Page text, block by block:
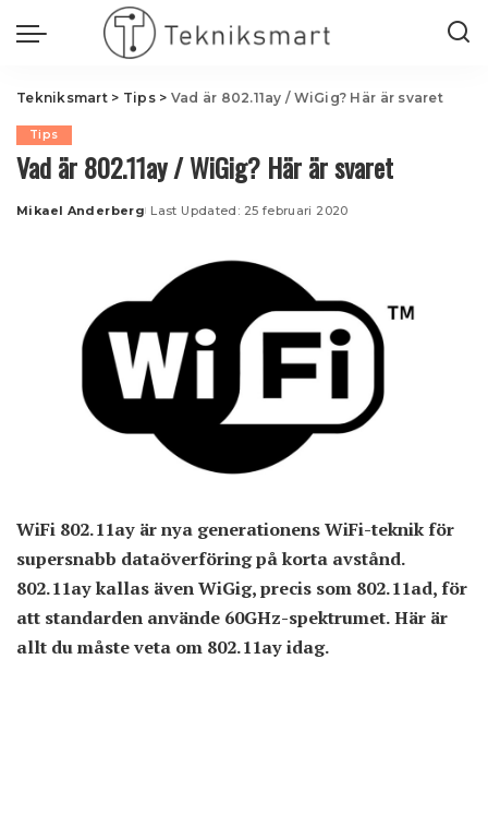
Tekniksmart> Tips> Vad är 802.11ay / WiGig? Här är svaret
Tips
Vad är 802.11ay / WiGig? Här är svaret
Posted
Mikael Anderberg Last Updated: 25 februari 2020
WiFi 802.11ay är nya generationens WiFi-teknik för
supersnabb dataöverföring på korta avstånd.
802.11ay kallas även WiGig, precis som 802.11ad, för
att standarden använde 60GHz-spektrumet. Här är
allt du måste veta om 802.11ay idag.